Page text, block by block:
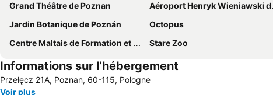
Grand Théâtre de Poznan Aéroport Henryk Wieniawski de Poznan
Jardin Botanique de Poznán
Octopus
Centre Maltais de Formation et de Conférences
Stare Zoo
Informations sur l’hébergement
Przełęcz 21A, Poznan, 60-115, Pologne
Voir plus